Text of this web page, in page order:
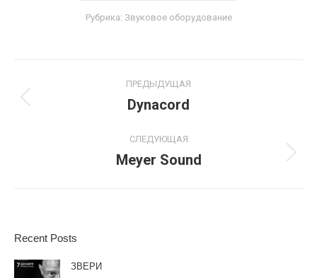
Рубрика: Звуковое оборудование
navigation
ПРЕДЫДУЩАЯ
Previous
Dynacord
СЛЕДУЮЩАЯ
Next
Meyer Sound
Recent Posts
ЗВЕРИ